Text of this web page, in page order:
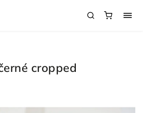
cropped